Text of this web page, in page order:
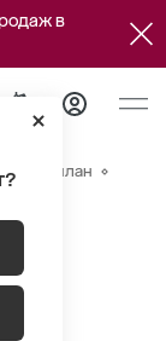
в
Генплан